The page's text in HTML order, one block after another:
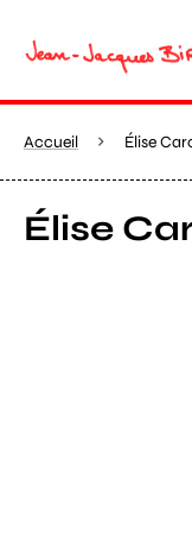
Accueil Élise
Élise